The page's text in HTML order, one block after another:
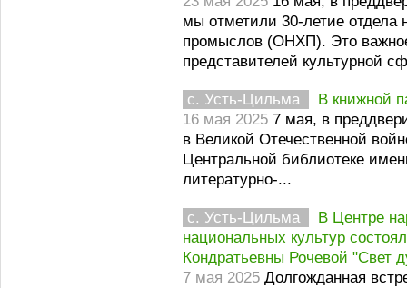
мы отметили 30-летие отдела
промыслов (ОНХП). Это
представителей культурной
с. Усть-Цильма
В книжной
16 мая 2025 7 мая, в
в Великой Отечественной
Центральной библиотеке
литературно-...
с. Усть-Цильма
В Центре
национальных культур
Кондратьевны Рочевой "Свет
7 мая 2025 Долгожданная